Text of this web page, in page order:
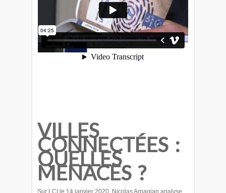
VILLES
CONNECTÉES :
QUELLES
MENACES ?
Sur LCI le 14 janvier 2020, Nicolas Arpagian analyse